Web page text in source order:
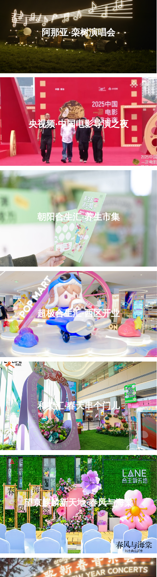
阿那亚·栾树演唱会
央视频·中国电影导演之夜
朝阳合生汇·养生市集
超极合生汇·西区开业
和美汇·春天串个门儿
望京麒麟新天地·春风与海棠